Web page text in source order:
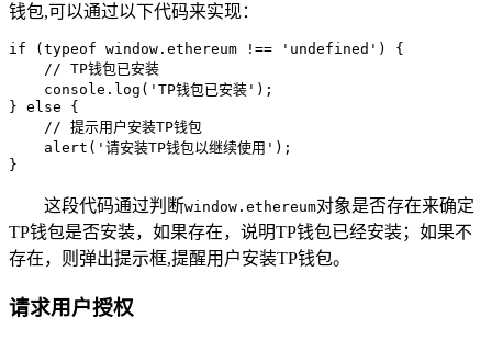
钱包,可以通过以下代码来实现：
if (typeof window.ethereum !== 'undefined') {
    // TP钱包已安装
    console.log('TP钱包已安装');
} else {
    // 提示用户安装TP钱包
    alert('请安装TP钱包以继续使用');
}
这段代码通过判断window.ethereum对象是否存在来确定
TP钱包是否安装，如果存在，说明TP钱包已经安装；如果不
存在，则弹出提示框,提醒用户安装TP钱包。
请求用户授权